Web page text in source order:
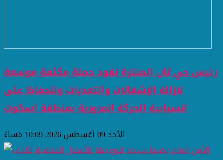
رئيس حي ثان المنتزة تقود حملة مكثفة موسعة
لازالة الإشغالات والتعديات وللحفاظ على
انسيابية الحركة المرورية بمنطقة اسكوت
الأحد 09 أغسطس 2026 10:09 مساءً